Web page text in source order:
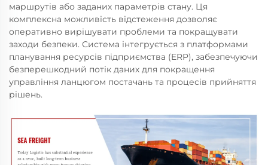
маршрутів або заданих параметрів стану. Ця
комплексна можливість відстеження дозволяє
оперативно вирішувати проблеми та покращувати
заходи безпеки. Система інтегрується з платформами
планування ресурсів підприємства (ERP), забезпечуючи
безперешкодний потік даних для покращення
управління ланцюгом постачань та процесів прийняття
рішень.